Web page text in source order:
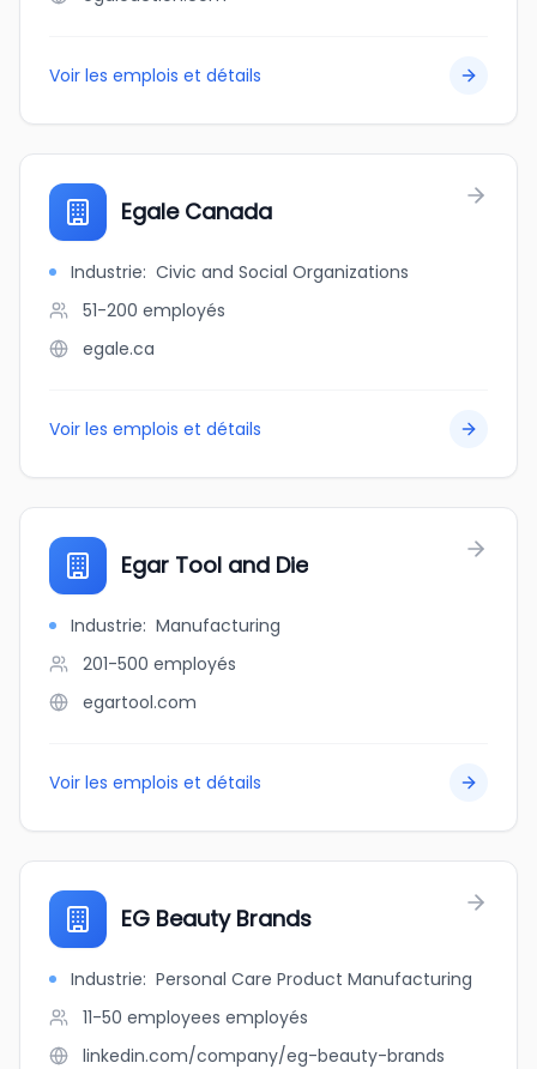
Voir les emplois et détails
Egale Canada
Industrie: Civic and Social Organizations
51-200 employés
egale.ca
Voir les emplois et détails
Egar Tool and Die
Industrie: Manufacturing
201-500 employés
egartool.com
Voir les emplois et détails
EG Beauty Brands
Industrie: Personal Care Product Manufacturing
11-50 employees employés
linkedin.com/company/eg-beauty-brands